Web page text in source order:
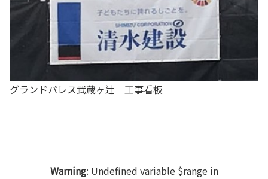
グランドパレス武蔵ヶ辻 工事看板
Warning: Undefined variable $range in